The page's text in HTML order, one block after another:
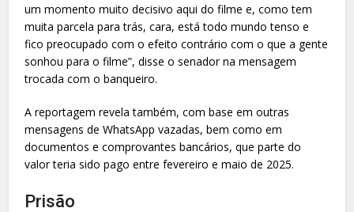
um momento muito decisivo aqui do filme e, como tem
muita parcela para trás, cara, está todo mundo tenso e
fico preocupado com o efeito contrário com o que a gente
sonhou para o filme”, disse o senador na mensagem
trocada com o banqueiro.
A reportagem revela também, com base em outras
mensagens de WhatsApp vazadas, bem como em
documentos e comprovantes bancários, que parte do
valor teria sido pago entre fevereiro e maio de 2025.
Prisão